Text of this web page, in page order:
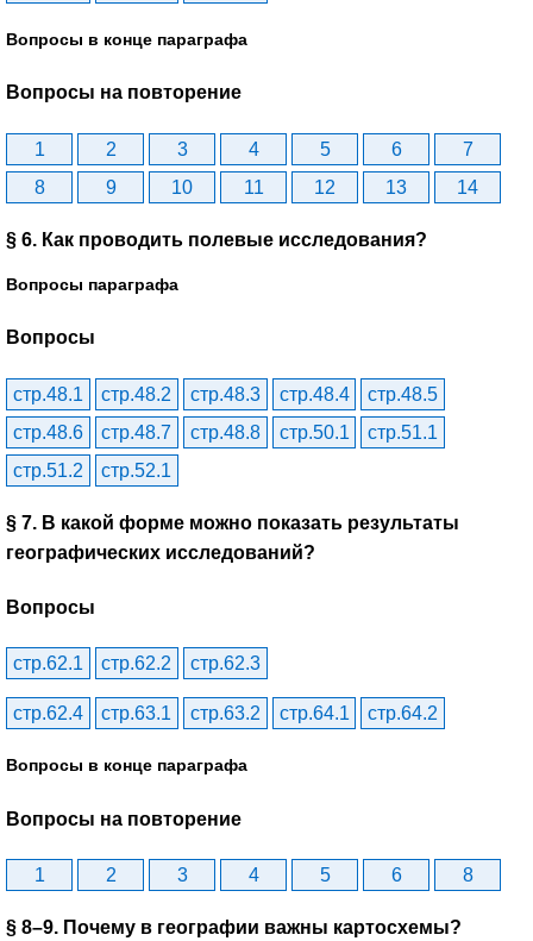
Вопросы в конце параграфа
Вопросы на повторение
1 2 3 4 5 6
7
8
9 10 11 12 13 14
§ 6. Как проводить полевые исследования?
Вопросы параграфа
Вопросы
стр.48.1 стр.48.2 стр.48.3 стр.48.4
стр.48.5
стр.48.6
стр.48.7 стр.48.8 стр.50.1
стр.51.1
стр.51.2
стр.52.1
§ 7. В какой форме можно показать результаты
географических исследований?
Вопросы
стр.62.1 стр.62.2 стр.62.3
стр.62.4 стр.63.1 стр.63.2 стр.64.1 стр.64.2
Вопросы в конце параграфа
Вопросы на повторение
1 2 3 4 5 6 8
§ 8–9. Почему в географии важны картосхемы?